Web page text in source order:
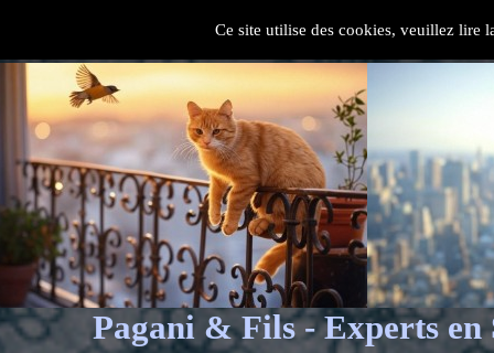
Ce site utilise des cookies, veuillez lire
Pagani & Fils - Experts en